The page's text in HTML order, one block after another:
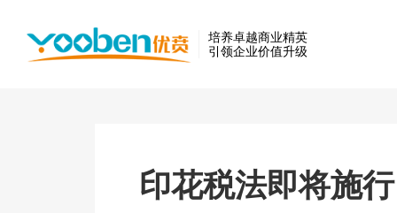
培养卓越商业精英
引领企业价值升级
印花税法即将施